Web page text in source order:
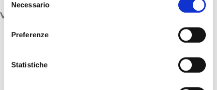
del
consenso
Necessario
Preferenze
Statistiche
Video del corso:
Efficienza nel Marketing